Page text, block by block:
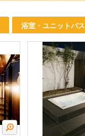
浴室・ユニットバス